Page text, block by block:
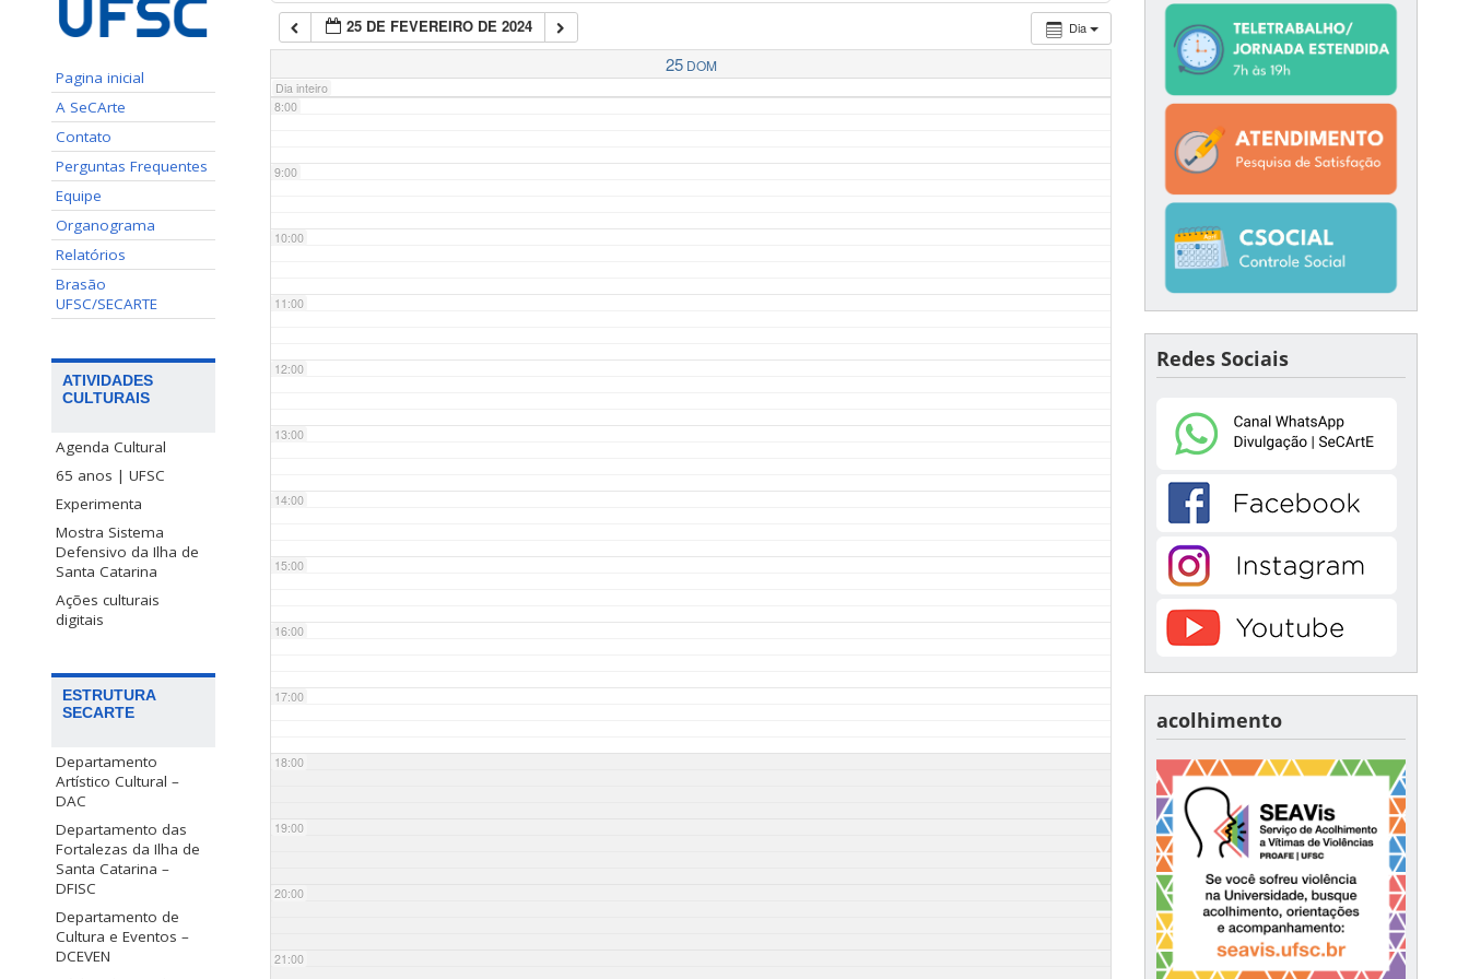
Pagina inicial
A SeCArte
Contato
Perguntas Frequentes
Equipe
Organograma
Relatórios
Brasão
UFSC/SECARTE
ATIVIDADES
CULTURAIS
Agenda Cultural
65 anos | UFSC
Experimenta
Mostra Sistema
Defensivo da Ilha de
Santa Catarina
Ações culturais
digitais
ESTRUTURA
SECARTE
Departamento
Artístico Cultural –
DAC
Departamento das
Fortalezas da Ilha de
Santa Catarina –
DFISC
Departamento de
Cultura e Eventos –
DCEVEN
Dia
25 DE FEVEREIRO DE 2024
25 DOM
Dia inteiro
7:00
8:00
9:00
10:00
11:00
12:00
13:00
14:00
15:00
16:00
17:00
18:00
19:00
20:00
21:00
Redes Sociais
acolhimento